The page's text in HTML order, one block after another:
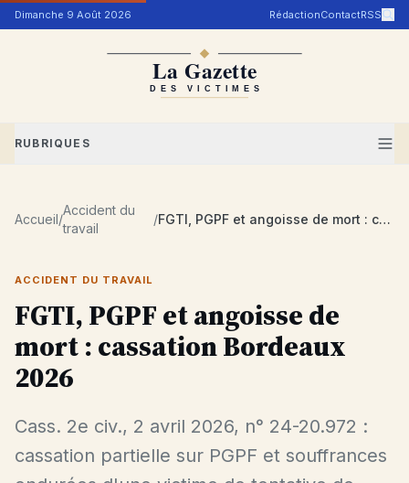
Aller au contenu
Dimanche 9 Août 2026 RédactionContactRSS
RUBRIQUES
Accueil/
Accident du
travail
/ FGTI, PGPF et angoisse de mort : cassation Bordeaux 2026
ACCIDENT DU TRAVAIL
FGTI, PGPF et angoisse de
mort : cassation Bordeaux
2026
Cass. 2e civ., 2 avril 2026, n° 24-20.972 :
cassation partielle sur PGPF et souffrances